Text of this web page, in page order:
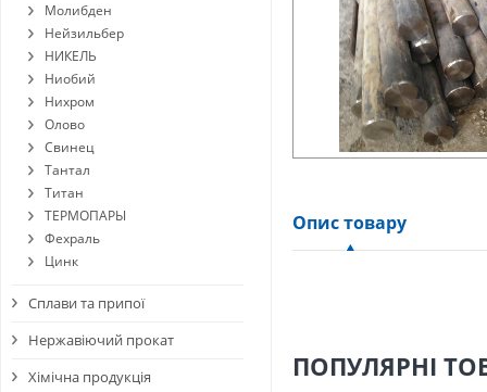
Опис товару
ПОПУЛЯРНІ
Молибден
Нейзильбер
НИКЕЛЬ
Ниобий
Нихром
Олово
Свинец
Тантал
Титан
ТЕРМОПАРЫ
Фехраль
Цинк
Сплави та припої
Нержавіючий прокат
Хімічна продукція